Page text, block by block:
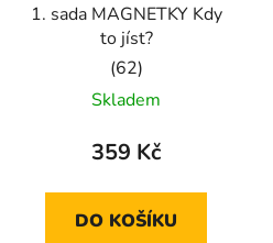
1. sada MAGNETKY Kdy
to jíst?
Průměrné
hodnocení
produktu
5,0
z
Skladem
359 Kč
DO KOŠÍKU